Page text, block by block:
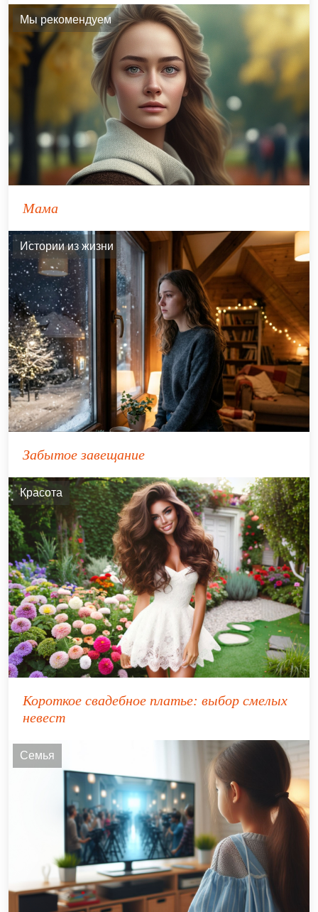
Мы рекомендуем
Мама
Истории из жизни
Забытое завещание
Красота
Короткое свадебное платье: выбор смелых
невест
Семья